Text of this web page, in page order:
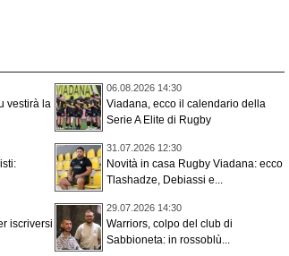
vestirà la
06.08.2026 14:30
Viadana, ecco il calendario della
Serie A Elite di Rugby
31.07.2026 12:30
Novità in casa Rugby Viadana: ecco
Tlashadze, Debiassi e...
iscriversi
29.07.2026 14:30
Warriors, colpo del club di
Sabbioneta: in rossoblù...